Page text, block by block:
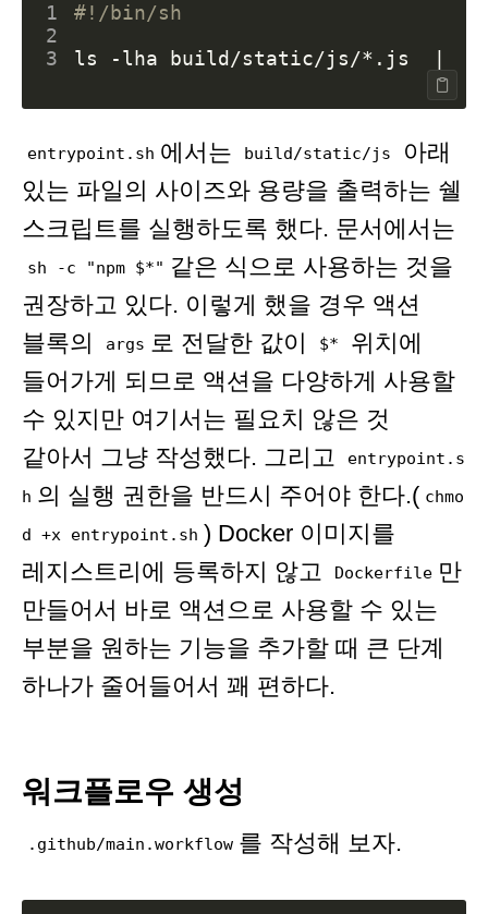
1
2
3
ls -lha build/static/js/*.js
entrypoint.sh 에서는 build/static/js
아래
있는 파일의 사이즈와 용량을 출력하는 쉘
스크립트를 실행하도록 했다. 문서에서는
sh -c "npm $*" 같은 식으로 사용하는 것을
권장하고 있다. 이렇게 했을 경우 액션
블록의
args 로 전달한 값이 $*
위치에
들어가게 되므로 액션을 다양하게 사용할
수 있지만 여기서는 필요치 않은 것
같아서 그냥 작성했다. 그리고
entrypoint.s
h 의 실행 권한을 반드시 주어야 한다.( chmo
d +x entrypoint.sh ) Docker 이미지를
레지스트리에 등록하지 않고
Dockerfile 만
만들어서 바로 액션으로 사용할 수 있는
부분을 원하는 기능을 추가할 때 큰 단계
하나가 줄어들어서 꽤 편하다.
워크플로우 생성
.github/main.workflow 를 작성해 보자.